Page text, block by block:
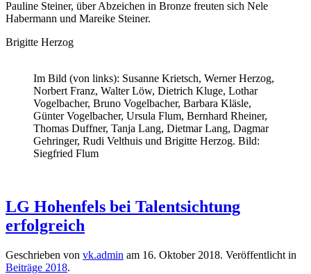
Pauline Steiner, über Abzeichen in Bronze freuten sich Nele
Habermann und Mareike Steiner.
Brigitte Herzog
Im Bild (von links): Susanne Krietsch, Werner Herzog,
Norbert Franz, Walter Löw, Dietrich Kluge, Lothar
Vogelbacher, Bruno Vogelbacher, Barbara Kläsle,
Günter Vogelbacher, Ursula Flum, Bernhard Rheiner,
Thomas Duffner, Tanja Lang, Dietmar Lang, Dagmar
Gehringer, Rudi Velthuis und Brigitte Herzog. Bild:
Siegfried Flum
LG Hohenfels bei Talentsichtung
erfolgreich
Geschrieben von vk.admin am 16. Oktober 2018. Veröffentlicht in
Beiträge 2018.